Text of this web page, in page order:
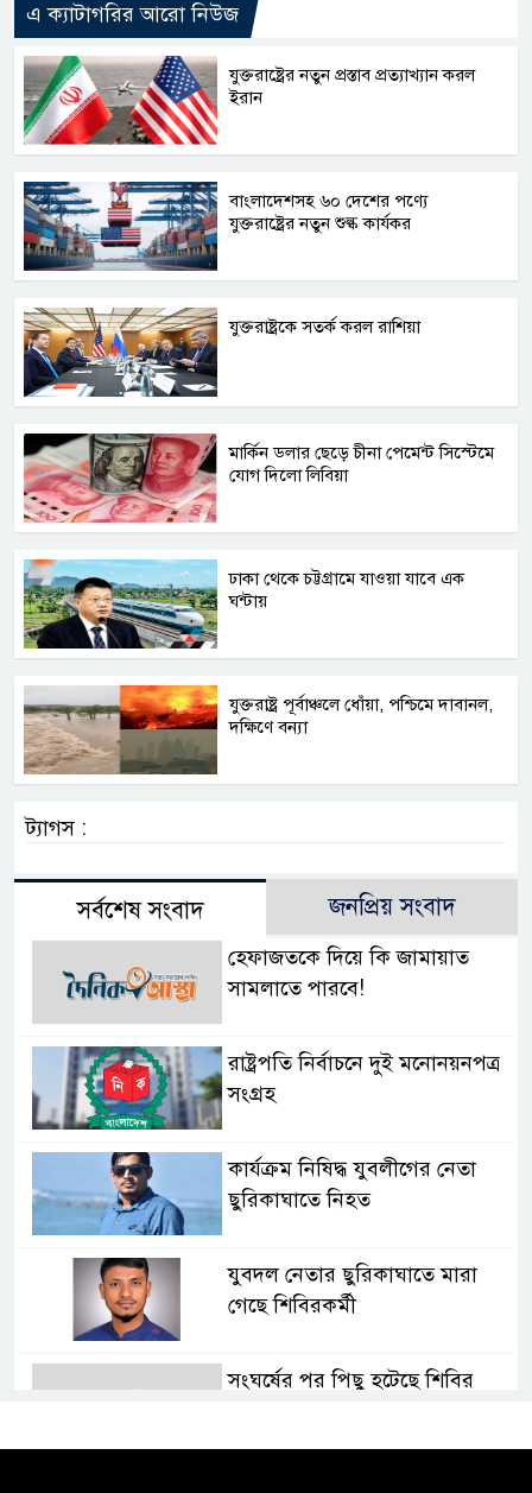
এ ক্যাটাগরির আরো নিউজ
যুক্তরাষ্ট্রের নতুন প্রস্তাব প্রত্যাখ্যান করল
ইরান
বাংলাদেশসহ ৬০ দেশের পণ্যে
যুক্তরাষ্ট্রের নতুন শুল্ক কার্যকর
যুক্তরাষ্ট্রকে সতর্ক করল রাশিয়া
মার্কিন ডলার ছেড়ে চীনা পেমেন্ট সিস্টেমে
যোগ দিলো লিবিয়া
ঢাকা থেকে চট্টগ্রামে যাওয়া যাবে এক
ঘন্টায়
যুক্তরাষ্ট্র পূর্বাঞ্চলে ধোঁয়া, পশ্চিমে দাবানল,
দক্ষিণে বন্যা
ট্যাগস :
সর্বশেষ সংবাদ জনপ্রিয় সংবাদ
হেফাজতকে দিয়ে কি জামায়াত
সামলাতে পারবে!
রাষ্ট্রপতি নির্বাচনে দুই মনোনয়নপত্র
সংগ্রহ
কার্যক্রম নিষিদ্ধ যুবলীগের নেতা
ছুরিকাঘাতে নিহত
যুবদল নেতার ছুরিকাঘাতে মারা
গেছে শিবিরকর্মী
সংঘর্ষের পর পিছু হটেছে শিবির